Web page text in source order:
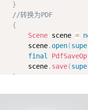
}
//转换为PDF
{
Scene scene =
scene
. open(
final
scene
. save(
}